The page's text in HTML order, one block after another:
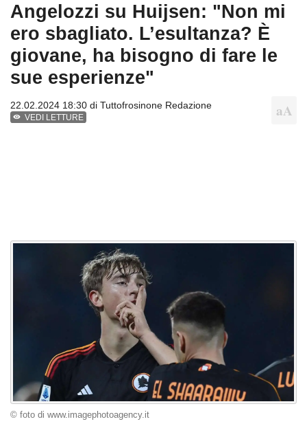
Angelozzi su Huijsen: "Non mi
ero sbagliato. L’esultanza? È
giovane, ha bisogno di fare le
sue esperienze"
22.02.2024 18:30 di Tuttofrosinone Redazione
VEDI LETTURE
© foto di www.imagephotoagency.it